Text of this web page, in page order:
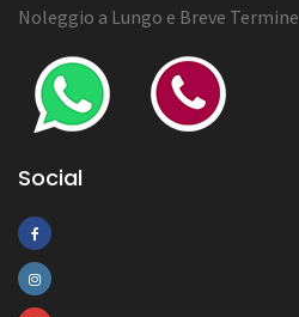
Noleggio a Lungo e Breve Termine
Social